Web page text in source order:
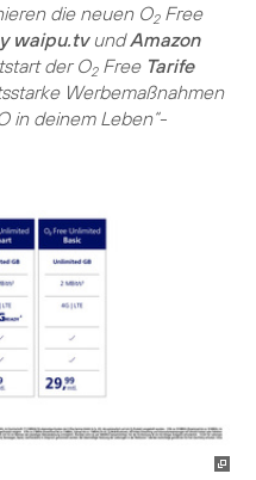
die neuen O2Free
waipu.tvundAmazon
der O2Free Tarife
Werbemaßnahmen
in deinem Leben“-